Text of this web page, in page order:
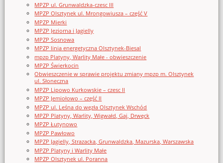
MPZP ul. Grunwaldzka-czesc III
MPZP Olsztynek ul. Mrongowiusza – część V
MPZP Mierki
MPZP Jeziorna i Jagielly
MPZP Sosnowa
MPZP linia energetyczna Olsztynek-Biesal
mpzp Platyny, Warlity Małe - obwieszczenie
MPZP Świerkocin
Obwieszczenie w sprawie projektu zmiany mpzp m. Olsztynek
ul. Słoneczna
MPZP Lipowo Kurkowskie – czesc II
MPZP Jemiołowo – część II
MPZP ul. Leśna do węzła Olsztynek Wschód
MPZP Platyny, Warlity, Wigwałd, Gaj, Drwęck
MPZP Łutynowo
MPZP Pawłowo
MPZP Jagielly, Strazacka, Grunwaldzka, Mazurska, Warszawska
MPZP Platyny i Warlity Małe
MPZP Olsztynek ul. Poranna